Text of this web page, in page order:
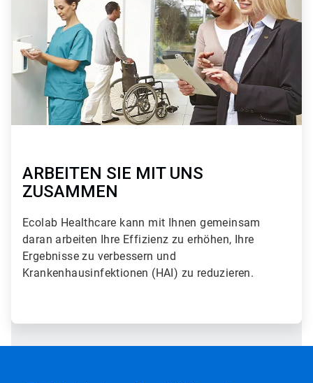
ARBEITEN SIE MIT UNS
ZUSAMMEN
Ecolab Healthcare kann mit Ihnen gemeinsam
daran arbeiten Ihre Effizienz zu erhöhen, Ihre
Ergebnisse zu verbessern und
Krankenhausinfektionen (HAI) zu reduzieren.